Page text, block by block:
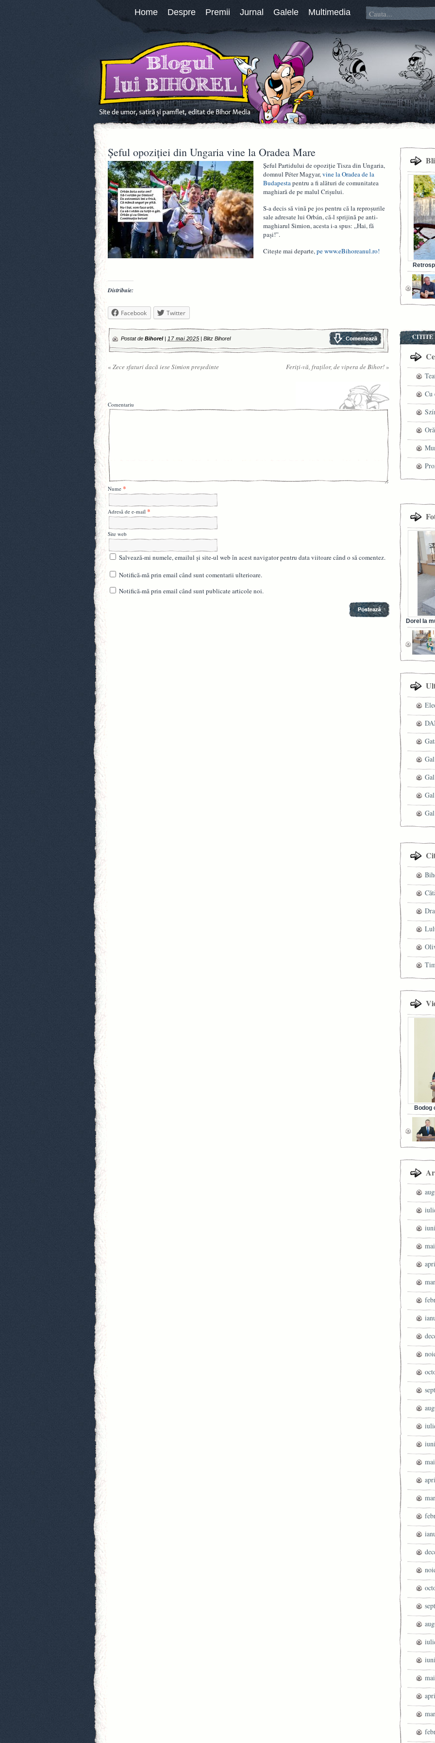
Home Despre Premii Jurnal Galele Multimedia
Șeful opoziției din Ungaria vine la Oradea Mare
Șeful Partidului de opoziție Tisza din Ungaria,
domnul Péter Magyar,vine la Oradea de la
Budapestapentru a fi alături de comunitatea
maghiară de pe malul Crișului.
S-a decis să vină pe jos pentru că la reproșurile
sale adresate lui Orbán, că-l sprijină pe anti-
maghiarul Simion, acesta i-a spus: „Hai, fă
pași!”.
Citește mai departe,pe www.eBihoreanul.ro!
Distribuie:
Facebook Twitter
Postat de Bihorel| 17 mai 2025 |Blitz Bihorel
« Zece sfaturi dacă iese Simion președinte Feriți-vă, fraților, de vipera de Bihor!»
Comentariu
Nume *
Adresă de e-mail *
Site web
Salvează-mi numele, emailul și site-ul web în acest navigator pentru data viitoare când o să comentez.
Notifică-mă prin email când sunt comentarii ulterioare.
Notifică-mă prin email când sunt publicate articole noi.
Bunul
CITITE
Cu
Dorel la
din
Bodog